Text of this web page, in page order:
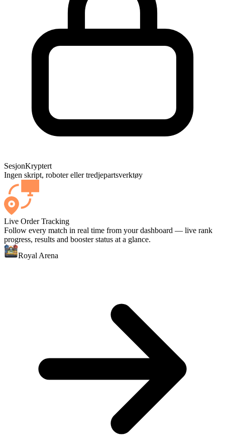
SesjonKryptert
Ingen skript, roboter eller tredjepartsverktøy
Live Order Tracking
Follow every match in real time from your dashboard — live rank
progress, results and booster status at a glance.
Royal Arena